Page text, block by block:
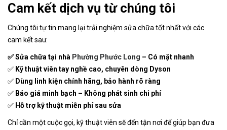
Cam kết dịch vụ từ chúng tôi
Chúng tôi tự tin mang lại trải nghiệm sửa chữa tốt nhất với các
cam kết sau:
✅ Sửa chữa tại nhà Phường Phước Long – Có mặt nhanh
✅ Kỹ thuật viên tay nghề cao, chuyên dòng Dyson
✅ Dùng linh kiện chính hãng, bảo hành rõ ràng
✅ Báo giá minh bạch – Không phát sinh chi phí
✅ Hỗ trợ kỹ thuật miễn phí sau sửa
Chỉ cần một cuộc gọi, kỹ thuật viên sẽ đến tận nơi để giúp bạn đưa